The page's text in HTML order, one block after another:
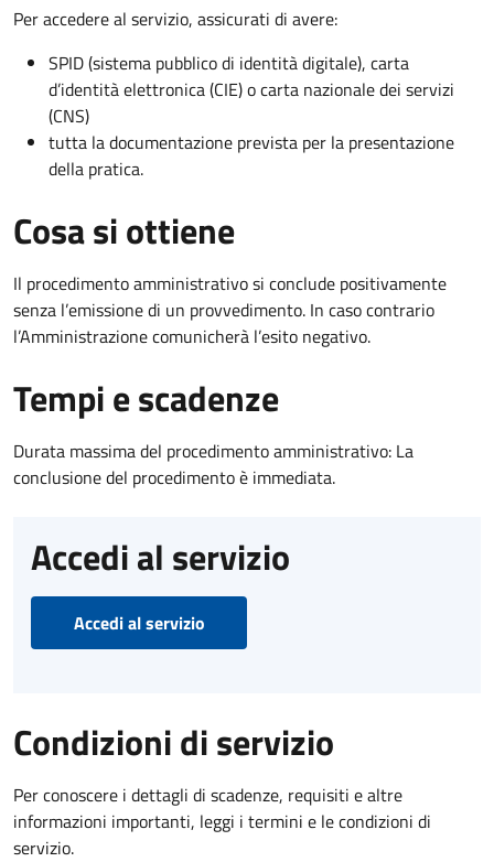
Per accedere al servizio, assicurati di avere:
SPID (sistema pubblico di identità digitale), carta
d’identità elettronica (CIE) o carta nazionale dei servizi
(CNS)
tutta la documentazione prevista per la presentazione
della pratica.
Cosa si ottiene
Il procedimento amministrativo si conclude positivamente
senza l’emissione di un provvedimento. In caso contrario
l’Amministrazione comunicherà l’esito negativo.
Tempi e scadenze
Durata massima del procedimento amministrativo: La
conclusione del procedimento è immediata.
Accedi al servizio
Accedi al servizio
Condizioni di servizio
Per conoscere i dettagli di scadenze, requisiti e altre
informazioni importanti, leggi i termini e le condizioni di
servizio.